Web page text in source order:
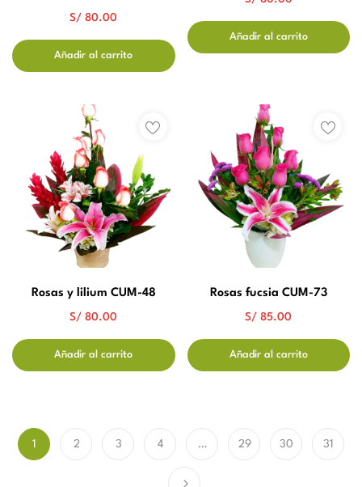
S/ 80.00
Añadir al carrito
Añadir al carrito
Rosas y lilium CUM-48
S/ 80.00
Añadir al carrito
Rosas fucsia CUM-73
S/ 85.00
Añadir al carrito
1 2 3 4 … 29 30 31